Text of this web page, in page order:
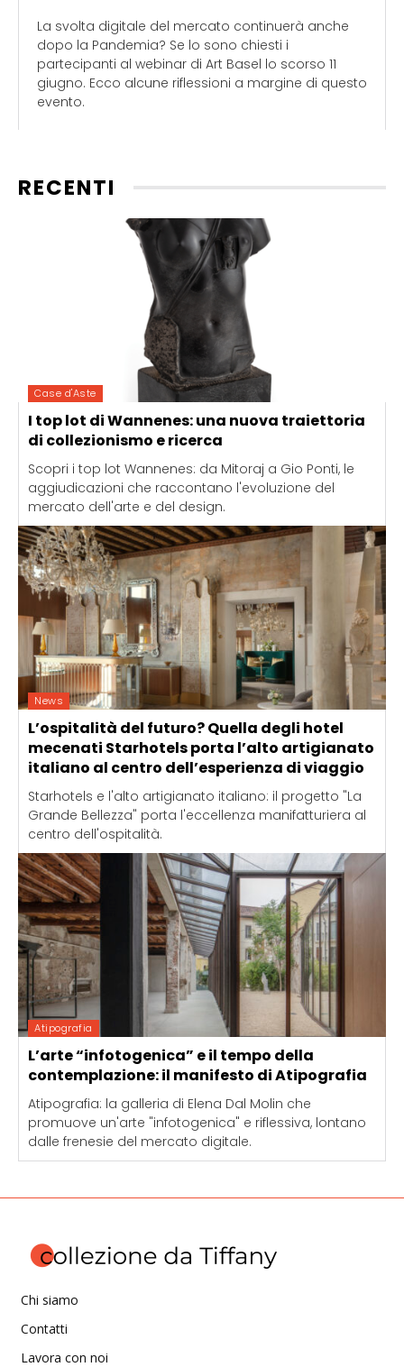
La svolta digitale del mercato continuerà anche
dopo la Pandemia? Se lo sono chiesti i
partecipanti al webinar di Art Basel lo scorso 11
giugno. Ecco alcune riflessioni a margine di questo
evento.
RECENTI
Case d'Aste
I top lot di Wannenes: una nuova traiettoria
di collezionismo e ricerca
Scopri i top lot Wannenes: da Mitoraj a Gio Ponti, le
aggiudicazioni che raccontano l'evoluzione del
mercato dell'arte e del design.
News
L’ospitalità del futuro? Quella degli hotel
mecenati Starhotels porta l’alto artigianato
italiano al centro dell’esperienza di viaggio
Starhotels e l'alto artigianato italiano: il progetto "La
Grande Bellezza" porta l'eccellenza manifatturiera al
centro dell'ospitalità.
Atipografia
L’arte “infotogenica” e il tempo della
contemplazione: il manifesto di Atipografia
Atipografia: la galleria di Elena Dal Molin che
promuove un'arte "infotogenica" e riflessiva, lontano
dalle frenesie del mercato digitale.
Chi siamo
Contatti
Lavora con noi